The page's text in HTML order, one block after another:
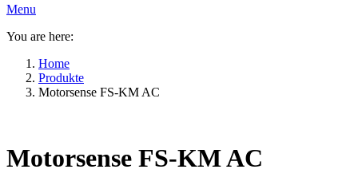
Menu
You are here:
Home
Produkte
Motorsense FS-KM AC
Motorsense FS-KM AC